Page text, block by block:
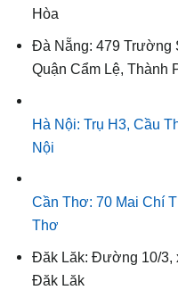
Hòa
Đà Nẵng: 479 Trường
Quận Cẩm Lệ, Thành
Hà Nội: Trụ H3, Cầu
Nội
Cần Thơ: 70 Mai Chí
Thơ
Đăk Lăk: Đường 10/3,
Đăk Lăk